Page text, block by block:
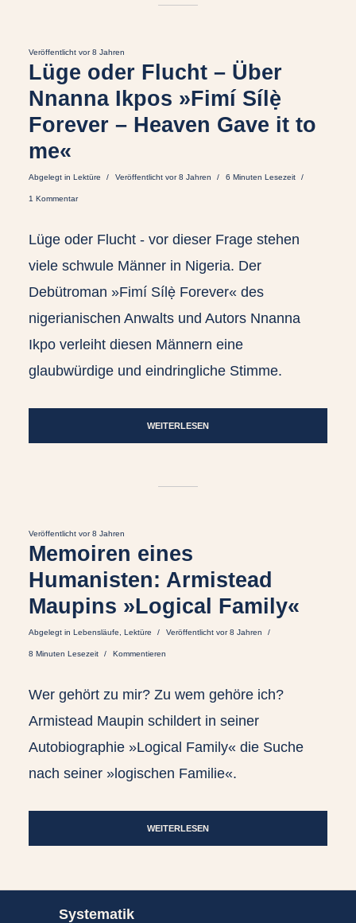
Veröffentlicht vor 8 Jahren
Lüge oder Flucht – Über
Nnanna Ikpos »Fimí Sílẹ̀
Forever – Heaven Gave it to
me«
Abgelegt in Lektüre Veröffentlicht vor 8 Jahren 6 Minuten Lesezeit
1 Kommentar
Lüge oder Flucht - vor dieser Frage stehen
viele schwule Männer in Nigeria. Der
Debütroman »Fimí Sílẹ̀ Forever« des
nigerianischen Anwalts und Autors Nnanna
Ikpo verleiht diesen Männern eine
glaubwürdige und eindringliche Stimme.
WEITERLESEN
Veröffentlicht vor 8 Jahren
Memoiren eines
Humanisten: Armistead
Maupins »Logical Family«
Abgelegt in Lebensläufe Lektüre Veröffentlicht vor 8 Jahren
8 Minuten Lesezeit Kommentieren
Wer gehört zu mir? Zu wem gehöre ich?
Armistead Maupin schildert in seiner
Autobiographie »Logical Family« die Suche
nach seiner »logischen Familie«.
WEITERLESEN
Systematik